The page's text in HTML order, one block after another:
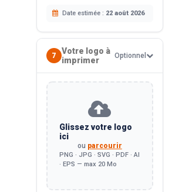
Date estimée : 22 août 2026
7
Votre logo à
imprimer
Optionnel
Glissez votre logo
ici
ou parcourir
PNG · JPG · SVG · PDF · AI
· EPS — max 20 Mo